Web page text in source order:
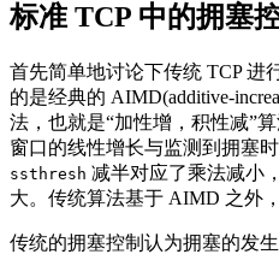
标准 TCP 中的拥塞
首先简单地讨论下传统 TCP 进
的是经典的 AIMD(additive-
法，也就是“加性增，积性减”
窗口的线性增长与监测到拥塞
ssthresh 减半对应了乘法减小
大。传统算法基于 AIMD 之外
传统的拥塞控制认为拥塞的发生